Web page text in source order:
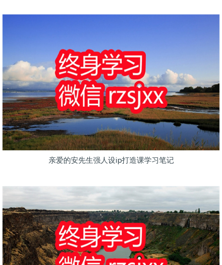
亲爱的安先生强人设ip打造课学习笔记